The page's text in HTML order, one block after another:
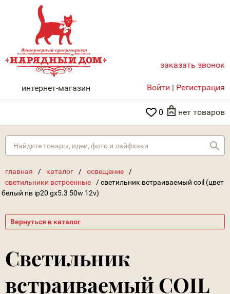
НАРЯДНЫЙ ДОМ
интернет-магазин
заказать звонок
Войти | Регистрация
0 нет товаров
главная / каталог / освещение
/
светильники встроенные
/светильник встраиваемый coil (цвет
белый пв ip20 gx5.3 50w 12v)
Вернуться в каталог
Светильник
встраиваемый COIL